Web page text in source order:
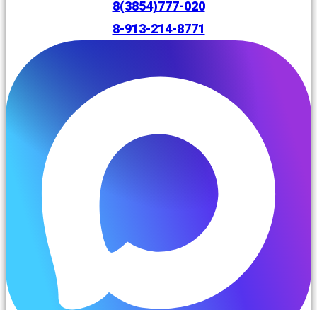
8(3854)777-020
8-913-214-8771